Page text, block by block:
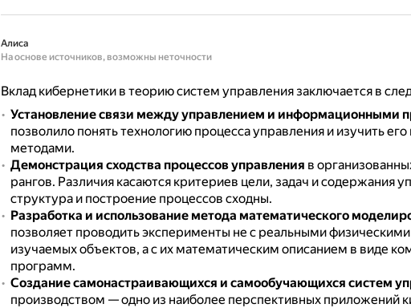
Алиса
На основе источников, возможны неточности
Вклад кибернетики в теорию систем управления заключается в
Установление связи между управлением и информационными
позволило понять технологию процесса управления и изучить
методами.
Демонстрация сходства процессов управления в
рангов. Различия касаются критериев цели, задач и содержания
структура и построение процессов сходны.
Разработка и использование метода математического
позволяет проводить эксперименты не с реальными
изучаемых объектов, а с их математическим описанием в виде
программ.
Создание самонастраивающихся и самообучающихся систем
производством — одно из наиболее перспективных приложений